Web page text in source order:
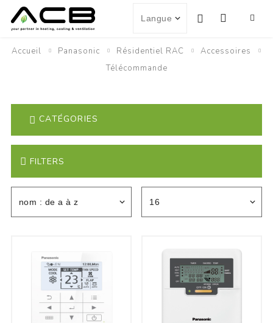
Accueil Panasonic Résidentiel RAC
Accessoires
Télécommande
FILTERS
CATÉGORIES